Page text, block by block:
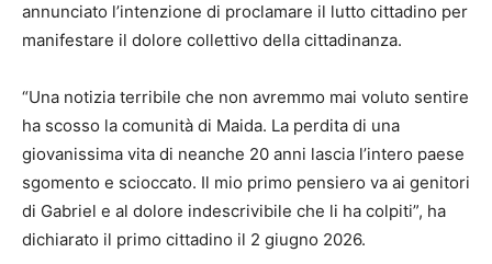
annunciato l’intenzione di proclamare il lutto cittadino per
manifestare il dolore collettivo della cittadinanza.
“Una notizia terribile che non avremmo mai voluto sentire
ha scosso la comunità di Maida. La perdita di una
giovanissima vita di neanche 20 anni lascia l’intero paese
sgomento e scioccato. Il mio primo pensiero va ai genitori
di Gabriel e al dolore indescrivibile che li ha colpiti”, ha
dichiarato il primo cittadino il 2 giugno 2026.